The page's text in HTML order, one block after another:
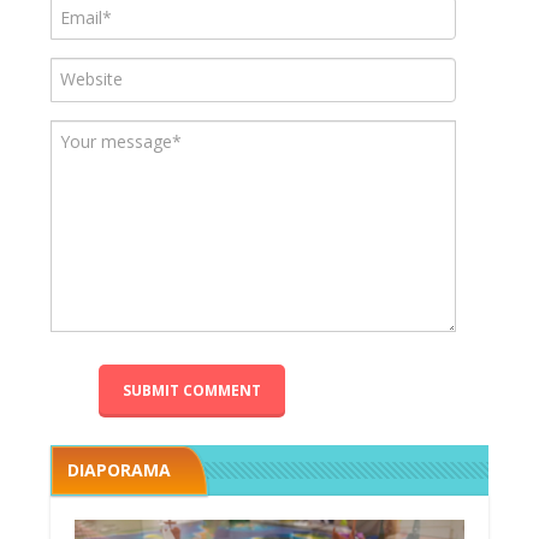
DIAPORAMA